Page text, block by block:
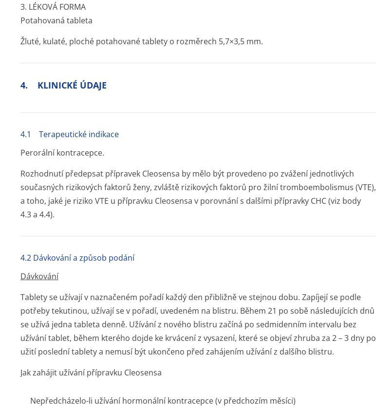
3. LÉKOVÁ FORMA
Potahovaná tableta
Žluté, kulaté, ploché potahované tablety o rozměrech 5,7×3,5 mm.
4. KLINICKÉ ÚDAJE
4.1 Terapeutické indikace
Perorální kontracepce.
Rozhodnutí předepsat přípravek Cleosensa by mělo být provedeno po zvážení jednotlivých
současných rizikových faktorů ženy, zvláště rizikových faktorů pro žilní tromboembolismus (VTE),
a toho, jaké je riziko VTE u přípravku Cleosensa v porovnání s dalšími přípravky CHC (viz body
4.3 a 4.4).
4.2 Dávkování a způsob podání
Dávkování
Tablety se užívají v naznačeném pořadí každý den přibližně ve stejnou dobu. Zapíjejí se podle
potřeby tekutinou, užívají se v pořadí, uvedeném na blistru. Během 21 po sobě následujících dnů
se užívá jedna tableta denně. Užívání z nového blistru začíná po sedmidenním intervalu bez
užívání tablet, během kterého dojde ke krvácení z vysazení, které se objeví zhruba za 2 – 3 dny po
užití poslední tablety a nemusí být ukončeno před zahájením užívání z dalšího blistru.
Jak zahájit užívání přípravku Cleosensa
Nepředcházelo-li užívání hormonální kontracepce (v předchozím měsíci)